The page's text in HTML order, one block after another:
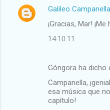
t
a
Galileo Campanella
¡Gracias, Mar!
14.10.11
Góngora ha dicho
Campanella,
esa música que
capítulo!